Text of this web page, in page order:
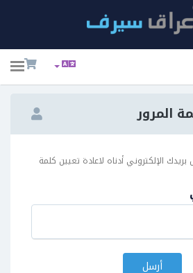
المرور
الإلكتروني أدناه لاعادة تعيين كلمة
أرسل